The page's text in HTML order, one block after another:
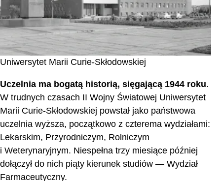
Uniwersytet Marii Curie-Skłodowskiej
Uczelnia ma bogatą historią, sięgającą 1944 roku.
W trudnych czasach II Wojny Światowej Uniwersytet
Marii Curie-Skłodowskiej powstał jako państwowa
uczelnia wyższa, początkowo z czterema wydziałami:
Lekarskim, Przyrodniczym, Rolniczym
i Weterynaryjnym. Niespełna trzy miesiące później
dołączył do nich piąty kierunek studiów — Wydział
Farmaceutyczny.